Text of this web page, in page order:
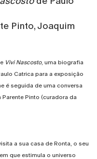
Pinto, Joaquim
Vivi Nascosto, uma biografia
Catrica para a exposição
é seguida de uma conversa
Pinto (curadora da
a sua casa de Ronta, o seu
que estimula o universo